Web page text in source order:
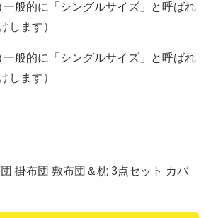
一般的に「シングルサイズ」と呼ばれ
します）
一般的に「シングルサイズ」と呼ばれ
します）
団 掛布団 敷布団＆枕 3点セット カバ